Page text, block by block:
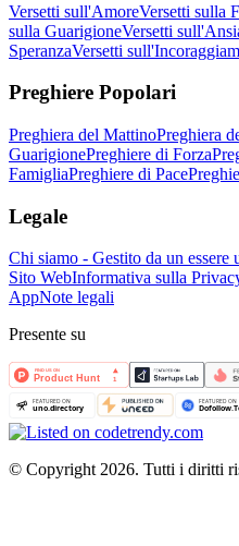
Versetti sull'AmoreVersetti sulla
sulla GuarigioneVersetti
SperanzaVersetti
Preghiere Popolari
Preghiera del MattinoPreghiera
GuarigionePreghiere di Forza
FamigliaPreghiere di Pace
Legale
Chi siamo - Gestito da un essere
Sito WebInformativa sulla
AppNote legali
Presente su
© Copyright 2026. Tutti i diritti